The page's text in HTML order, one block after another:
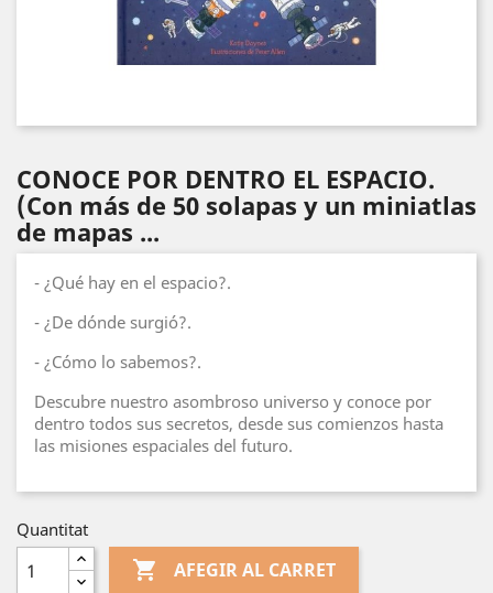
CONOCE POR DENTRO EL ESPACIO.
(Con más de 50 solapas y un miniatlas
de mapas ...
- ¿Qué hay en el espacio?.
- ¿De dónde surgió?.
- ¿Cómo lo sabemos?.
Descubre nuestro asombroso universo y conoce por
dentro todos sus secretos, desde sus comienzos hasta
las misiones espaciales del futuro.
Quantitat
 AFEGIR AL CARRET